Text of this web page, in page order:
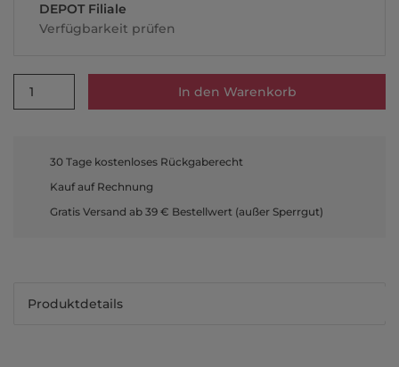
DEPOT Filiale
Verfügbarkeit prüfen
1 In den Warenkorb
30 Tage kostenloses Rückgaberecht
Kauf auf Rechnung
Gratis Versand ab 39 € Bestellwert (außer Sperrgut)
Produktdetails